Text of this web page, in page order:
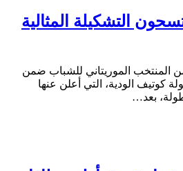
التشكيلة المثالية
المنتخب الموريتاني للشباب ضمن
كوتيف الودية، التي أعلن عنها
بعد…